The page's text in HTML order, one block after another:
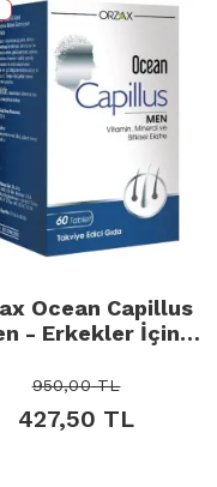
Ocean Capillus
- Erkekler İçin
Tablet
950,00TL
427,50 TL